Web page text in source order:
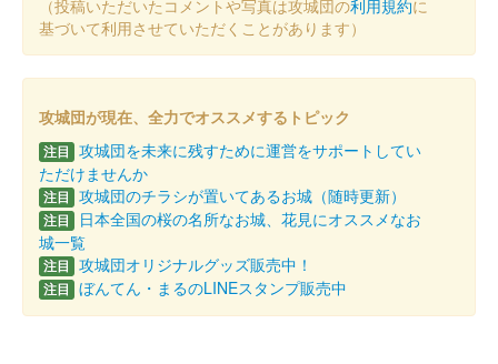
販売終了
国吉城 御城印 令和7年合格祈願版 城の日限定
販売終了
城の日限定で購入時にスタンプを押してもらえる
国吉城 御城印 令和7年春版
（投稿いただいたコメントや写真は攻城団の利用規約に
基づいて利用させていただくことがあります）
攻城団が現在、全力でオススメするトピック
注目 攻城団を未来に残すために運営をサポートしてい
ただけませんか
注目 攻城団のチラシが置いてあるお城（随時更新）
注目
日本全国の桜の名所なお城、花見にオススメなお
城一覧
注目 攻城団オリジナルグッズ販売中！
注目 ぼんてん・まるのLINEスタンプ販売中